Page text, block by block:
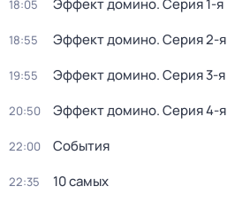
18:05 Эффект домино. Серия 1-я
18:55 Эффект домино. Серия 2-я
19:55 Эффект домино. Серия 3-я
20:50 Эффект домино. Серия 4-я
22:00 События
22:35 10 самых